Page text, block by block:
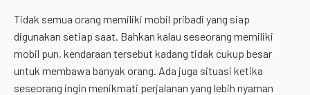
Tidak semua orang memiliki mobil pribadi yang siap
digunakan setiap saat. Bahkan kalau seseorang memiliki
mobil pun, kendaraan tersebut kadang tidak cukup besar
untuk membawa banyak orang. Ada juga situasi ketika
seseorang ingin menikmati perjalanan yang lebih nyaman